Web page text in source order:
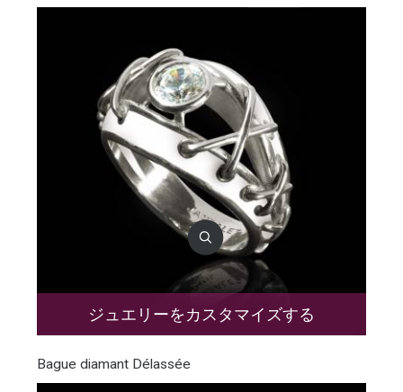
ジュエリーをカスタマイズする
Bague diamant Délassée